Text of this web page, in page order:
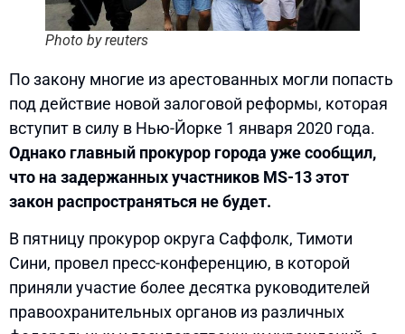
Photo by reuters
По закону многие из арестованных могли попасть
под действие новой залоговой реформы, которая
вступит в силу в Нью-Йорке 1 января 2020 года.
Однако главный прокурор города уже сообщил,
что на задержанных участников MS-13 этот
закон распространяться не будет.
В пятницу прокурор округа Саффолк, Тимоти
Сини, провел пресс-конференцию, в которой
приняли участие более десятка руководителей
правоохранительных органов из различных